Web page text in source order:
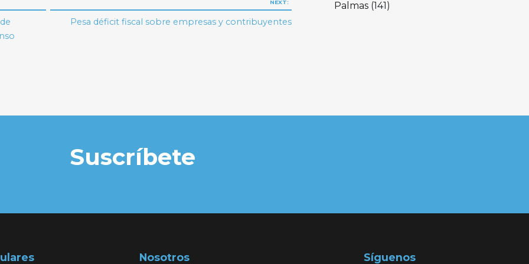
NEXT:
Pesa déficit fiscal sobre empresas y contribuyentes
Palmas (141)
Suscríbete
Nosotros Síguenos